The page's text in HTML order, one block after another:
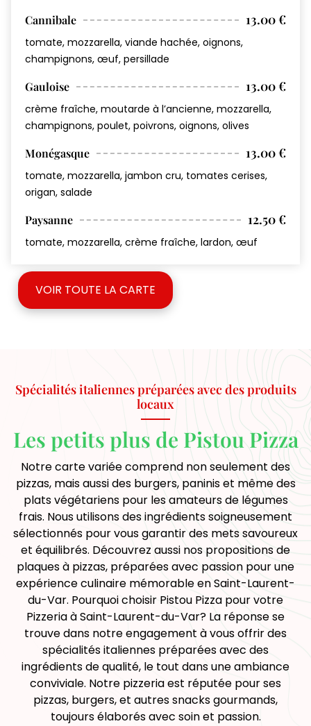
Cannibale 13.00 €
tomate, mozzarella, viande hachée, oignons,
champignons, œuf, persillade
Gauloise 13.00 €
crème fraîche, moutarde à l’ancienne, mozzarella,
champignons, poulet, poivrons, oignons, olives
Monégasque 13.00 €
tomate, mozzarella, jambon cru, tomates cerises,
origan, salade
Paysanne 12.50 €
tomate, mozzarella, crème fraîche, lardon, œuf
VOIR TOUTE LA CARTE
Spécialités italiennes préparées avec des produits
locaux
Les petits plus de Pistou Pizza
Notre carte variée comprend non seulement des
pizzas, mais aussi des burgers, paninis et même des
plats végétariens pour les amateurs de légumes
frais. Nous utilisons des ingrédients soigneusement
sélectionnés pour vous garantir des mets savoureux
et équilibrés. Découvrez aussi nos propositions de
plaques à pizzas, préparées avec passion pour une
expérience culinaire mémorable en Saint-Laurent-
du-Var. Pourquoi choisir Pistou Pizza pour votre
Pizzeria à Saint-Laurent-du-Var? La réponse se
trouve dans notre engagement à vous offrir des
spécialités italiennes préparées avec des
ingrédients de qualité, le tout dans une ambiance
conviviale. Notre pizzeria est réputée pour ses
pizzas, burgers, et autres snacks gourmands,
toujours élaborés avec soin et passion.